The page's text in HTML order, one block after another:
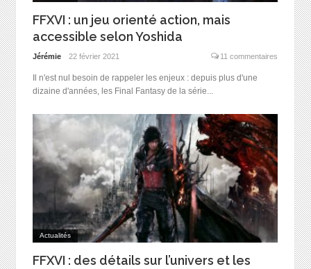
FFXVI : un jeu orienté action, mais
accessible selon Yoshida
Jérémie 22 février 2021 11 commentaires
Il n'est nul besoin de rappeler les enjeux : depuis plus d'une
dizaine d'années, les Final Fantasy de la série...
Actualités
FFXVI : des détails sur l’univers et les